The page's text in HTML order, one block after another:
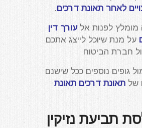
לאחר תאונת דרכים.
מומלץ לפנות אלעורך דין
על מנת שיוכל לייצג אתכם
חברת הביטוח
גופים נוספים ככל שישנם
של תאונת דרכים תאונת
תביעת נזיקין